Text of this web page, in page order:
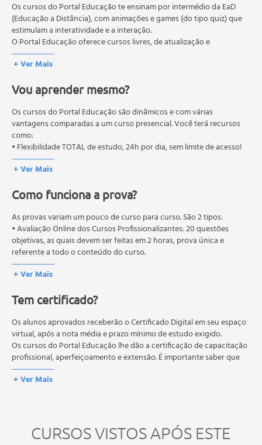
Social Construtivismo
Conectado e Separado
Moodle para Moodlers
A Licença para Uso do Moodle
Características do Moodle
Utilizadores do Moodle
O Moodle e a Sociedade
Os 10 Mitos Do Moodle
Estatísticas Moodle
O Portal Moodle.Org
Comunidade Brasileira no Portal Moodle.Org
As Versões do Moodle
Laboratório Moodle 01
Estrutura Básica do Moodle Versão 2.5
O Que Há de Novo para Professores e Estudantes?
O Que Há de Novo para Administradores
Instalando e Configurando o Moodle 2.5
A Estrutura básica de Instalação do Moodle
Preparando o Ambiente para a Instalação do Moodle
Versão 2.5
Instalando o Moodle Versão 2.5
Laboratório Moodle 02
O Papel do Administrador Moodle
Identificando as Principais Ferramentas Administrativas
Cadastrando Novos Usuários
Bloco Status de Conclusão de Curso
Os cursos do Portal Educação te ensinam por intermédio da EaD
(Educação a Distância), com animações e games (do tipo quiz) que
estimulam a interatividade e a interação.
O Portal Educação oferece cursos livres, de atualização e
qualificação profissional. São destinados a proporcionar ao
profissional conhecimentos que permitam o desenvolvimento de
O MEC (Ministério da Educação), trata da política nacional de
educação em geral, mas autoriza apenas cursos de graduação e
pós-graduação. Os cursos técnicos e profissionalizantes são
autorizados pelas Secretarias Estaduais de Educação.
+ Ver Mais
Vou aprender mesmo?
Os cursos do Portal Educação são dinâmicos e com várias
vantagens comparadas a um curso presencial. Você terá recursos
como:
• Flexibilidade TOTAL de estudo, 24h por dia, sem limite de acesso!
+ Ver Mais
Como funciona a prova?
As provas variam um pouco de curso para curso. São 2 tipos:
• Avaliação Online dos Cursos Profissionalizantes: 20 questões
objetivas, as quais devem ser feitas em 2 horas, prova única e
referente a todo o conteúdo do curso.
• Avaliação Online dos Cursos Livres: 10 questões objetivas, as quais
devem ser feitas em 1 hora, prova única e referente a todo o
Os estudos, atividades e avaliações devem ser feitos dentro do
A média final deve ser igual ou superior a 60%para a conclusão e
recebimento do certificado digital do curso. Em caso de reprovação,
o aluno poderá realizar novamente a prova dentro do período do
curso quantas vezes desejar. Os cursos gratuitos não possuem nova
prova, atividades reflexivas e descritivas.
+ Ver Mais
Tem certificado?
Os alunos aprovados receberão o Certificado Digital em seu espaço
virtual, após a nota média e prazo mínimo de estudo exigido.
Os cursos do Portal Educação lhe dão a certificação de capacitação
profissional, aperfeiçoamento e extensão. É importante saber que
esses títulos não se equivalem às certificações de cursos técnicos ou
de formação escolar, e não dão o direito de assumir
+ Ver Mais
CURSOS VISTOS APÓS ESTE